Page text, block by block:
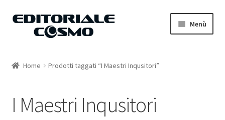
Vai
Vai
Menù
Carrello
Home Prodotti taggati “I Maestri Inqusitori”
I Maestri Inqusitori